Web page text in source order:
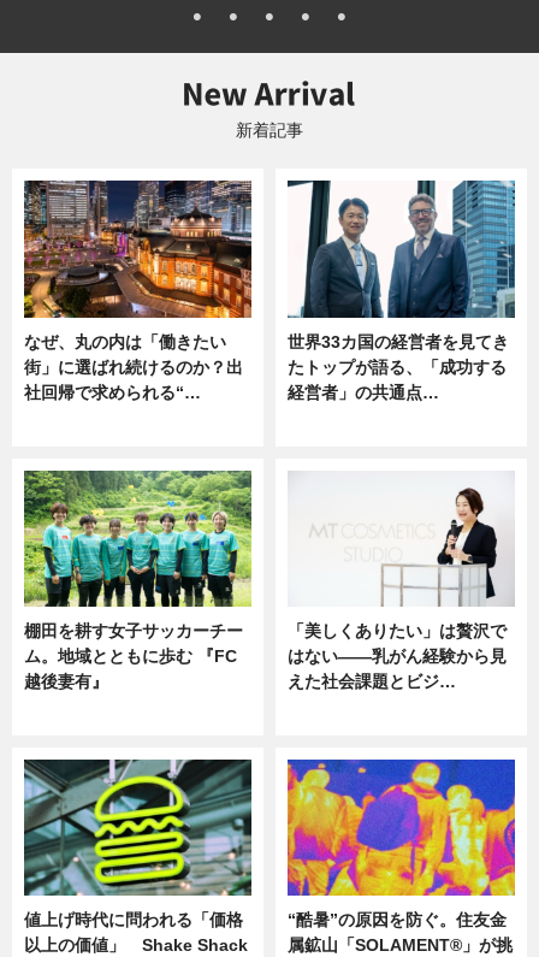
新着記事
なぜ、丸の内は「働きたい
街」に選ばれ続けるのか？出
社回帰で求められる“…
世界33カ国の経営者を見てき
たトップが語る、「成功する
経営者」の共通点…
棚田を耕す女子サッカーチー
ム。地域とともに歩む 『FC
越後妻有』
「美しくありたい」は贅沢で
はない――乳がん経験から見
えた社会課題とビジ…
値上げ時代に問われる「価格
以上の価値」 Shake Shack
“酷暑”の原因を防ぐ。住友金
属鉱山「SOLAMENT®」が挑